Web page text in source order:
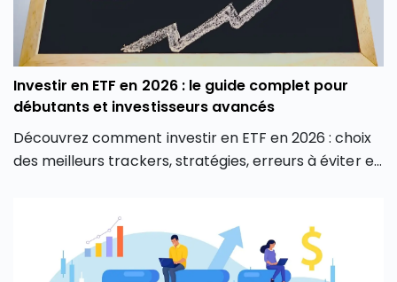
Investir en ETF en 2026 : le guide complet pour
débutants et investisseurs avancés
Découvrez comment investir en ETF en 2026 : choix
des meilleurs trackers, stratégies, erreurs à éviter et